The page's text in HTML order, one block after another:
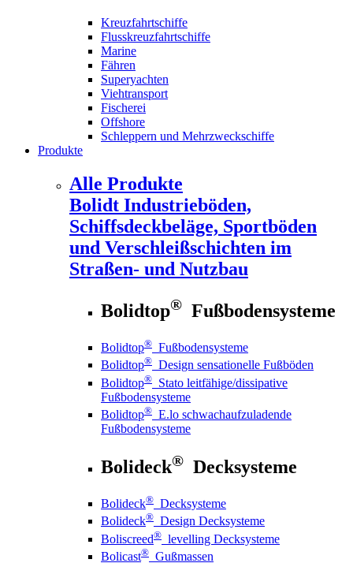
Kreuzfahrtschiffe
Flusskreuzfahrtschiffe
Marine
Fähren
Superyachten
Viehtransport
Fischerei
Offshore
Schleppern und Mehrzweckschiffe
Produkte
Alle Produkte
Bolidt Industrieböden,
Schiffsdeckbeläge, Sportböden
und Verschleißschichten im
Straßen- und Nutzbau
Bolidtop® Fußbodensysteme
Bolidtop® Fußbodensysteme
Bolidtop® Design sensationelle Fußböden
Bolidtop® Stato leitfähige/dissipative
Fußbodensysteme
Bolidtop® E.lo schwachaufzuladende
Fußbodensysteme
Bolideck® Decksysteme
Bolideck® Decksysteme
Bolideck® Design Decksysteme
Boliscreed® levelling Decksysteme
Bolicast® Gußmassen